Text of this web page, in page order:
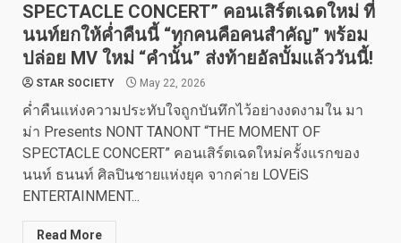
SPECTACLE CONCERT” คอนเสิร์ตเฉดใหม่ ที่
นนท์ยกให้ค่ำคืนนี้ “ทุกคนคือคนสำคัญ” พร้อม
ปล่อย MV ใหม่ “คำนั้น” ส่งท้ายอัลบั้มแล้ววันนี้!
STAR SOCIETY May 22, 2026
ค่ำคืนแห่งความประทับใจถูกบันทึกไว้อย่างงดงามใน มา
ม่า Presents NONT TANONT “THE MOMENT OF
SPECTACLE CONCERT” คอนเสิร์ตเฉดใหม่ครั้งแรกของ
นนท์ ธนนท์ ศิลปินชายแห่งยุค จากค่าย LOVEiS
ENTERTAINMENT...
Read More